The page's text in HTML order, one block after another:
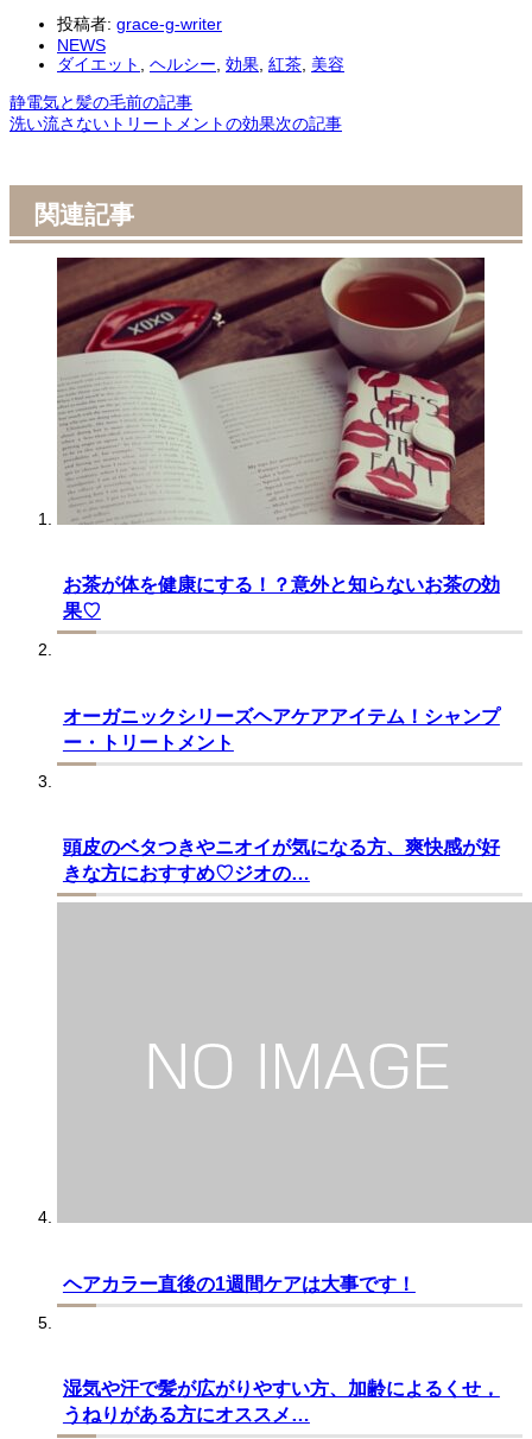
投稿者: grace-g-writer
NEWS
ダイエット , ヘルシー, 効果, 紅茶, 美容
静電気と髪の毛前の記事
洗い流さないトリートメントの効果次の記事
関連記事
お茶が体を健康にする！？意外と知らないお茶の効
果♡
オーガニックシリーズヘアケアアイテム！シャンプ
ー・トリートメント
頭皮のベタつきやニオイが気になる方、爽快感が好
きな方におすすめ♡ジオの…
ヘアカラー直後の1週間ケアは大事です！
湿気や汗で髪が広がりやすい方、加齢によるくせ，
うねりがある方にオススメ…